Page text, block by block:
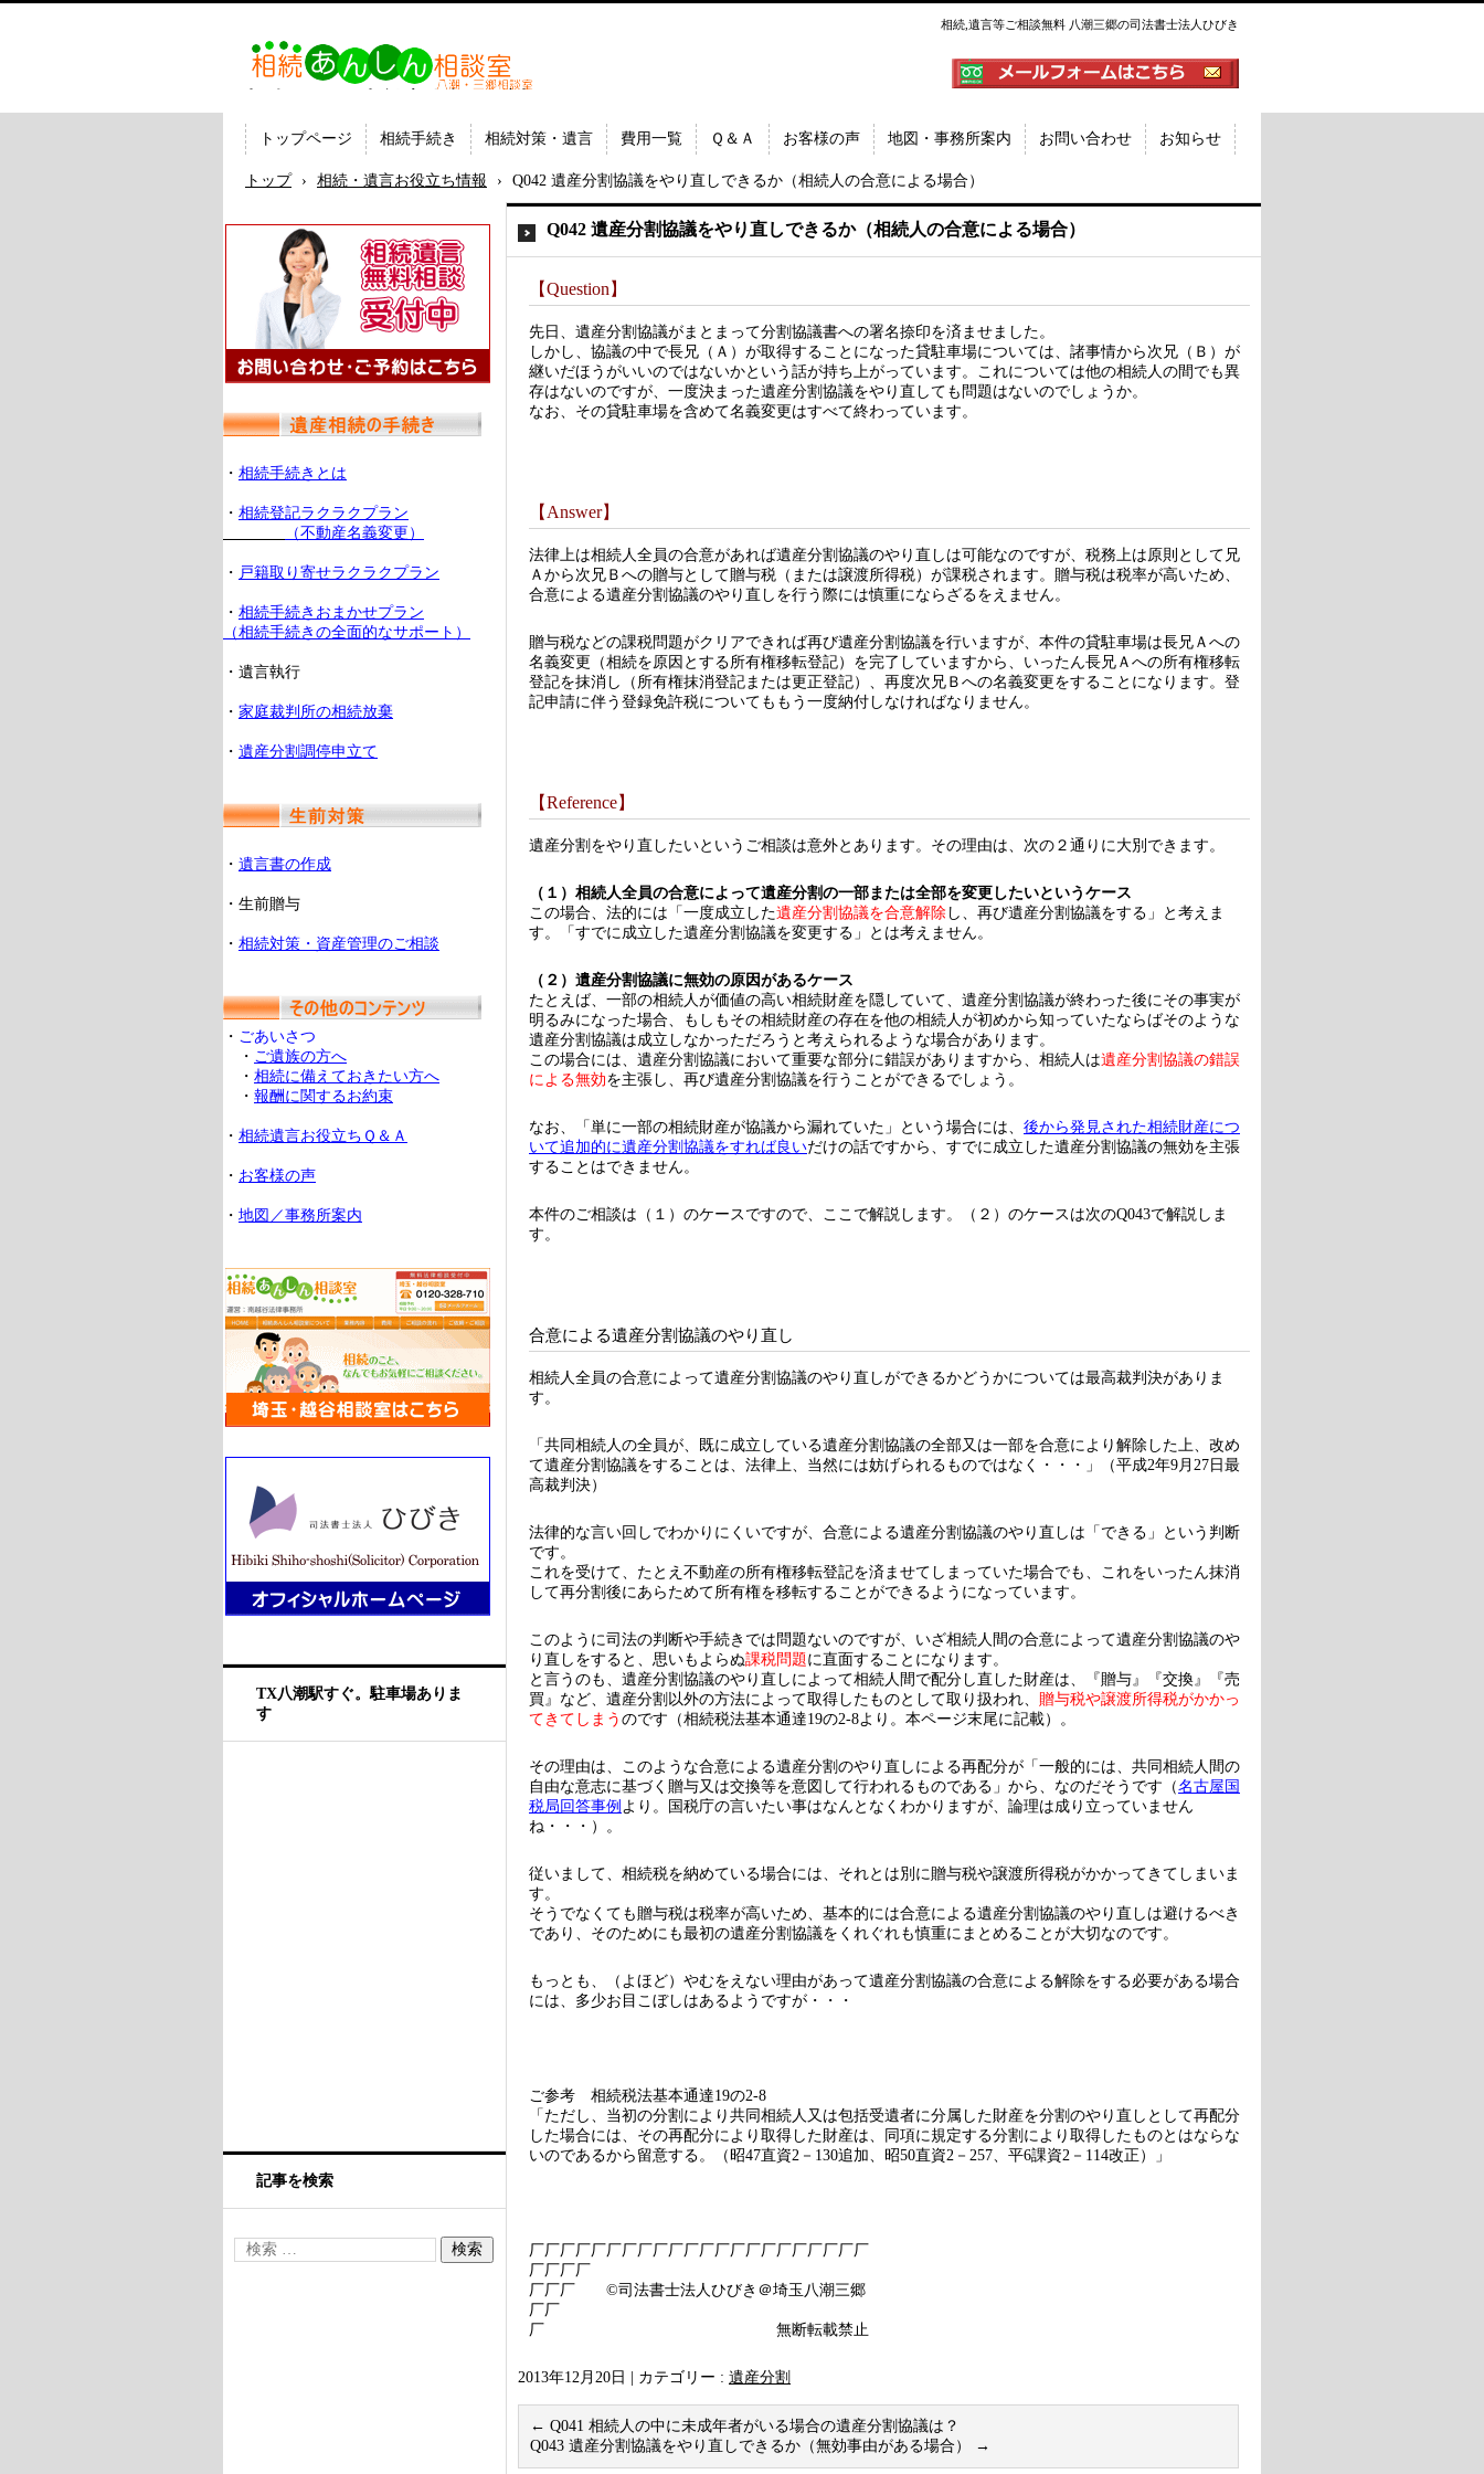
続手続 名義変更 遺言なら埼玉県
の司法書士法人ひびき
相続,遺言等ご相談無料 八潮三郷の司法書士法人ひびき
トップページ 相続手続き 相続対策・遺言 費用一覧 Ｑ＆Ａ お客様の声 地図・事務所案内 お問い合わせ お知らせ
トップ › 相続・遺言お役立ち情報 › Q042 遺産分割協議をやり直しできるか（相続人の合意による場合）
Q042 遺産分割協議をやり直しできるか（相続人の合意による場合）
【Question】
先日、遺産分割協議がまとまって分割協議書への署名捺印を済ませました。
しかし、協議の中で長兄（Ａ）が取得することになった貸駐車場については、諸事情から次兄（Ｂ）が
継いだほうがいいのではないかという話が持ち上がっています。これについては他の相続人の間でも異
存はないのですが、一度決まった遺産分割協議をやり直しても問題はないのでしょうか。
なお、その貸駐車場を含めて名義変更はすべて終わっています。
【Answer】
法律上は相続人全員の合意があれば遺産分割協議のやり直しは可能なのですが、税務上は原則として兄
Ａから次兄Ｂへの贈与として贈与税（または譲渡所得税）が課税されます。贈与税は税率が高いため、
合意による遺産分割協議のやり直しを行う際には慎重にならざるをえません。
贈与税などの課税問題がクリアできれば再び遺産分割協議を行いますが、本件の貸駐車場は長兄Ａへの
名義変更（相続を原因とする所有権移転登記）を完了していますから、いったん長兄Ａへの所有権移転
登記を抹消し（所有権抹消登記または更正登記）、再度次兄Ｂへの名義変更をすることになります。登
記申請に伴う登録免許税についてももう一度納付しなければなりません。
【Reference】
遺産分割をやり直したいというご相談は意外とあります。その理由は、次の２通りに大別できます。
（１）相続人全員の合意によって遺産分割の一部または全部を変更したいというケース
この場合、法的には「一度成立した遺産分割協議を合意解除 し、再び遺産分割協議をする」と考えま
す。「すでに成立した遺産分割協議を変更する」とは考えません。
（２）遺産分割協議に無効の原因があるケース
たとえば、一部の相続人が価値の高い相続財産を隠していて、遺産分割協議が終わった後にその事実が
明るみになった場合、もしもその相続財産の存在を他の相続人が初めから知っていたならばそのような
遺産分割協議は成立しなかっただろうと考えられるような場合があります。
この場合には、遺産分割協議において重要な部分に錯誤がありますから、相続人は遺産分割協議の錯誤
による無効を主張し、再び遺産分割協議を行うことができるでしょう。
なお、「単に一部の相続財産が協議から漏れていた」という場合には、 後から発見された相続財産につ
いて追加的に遺産分割協議をすれば良いだけの話ですから、すでに成立した遺産分割協議の無効を主張
することはできません。
本件のご相談は（１）のケースですので、ここで解説します。（２）のケースは次のQ043で解説しま
す。
合意による遺産分割協議のやり直し
相続人全員の合意によって遺産分割協議のやり直しができるかどうかについては最高裁判決がありま
す。
「共同相続人の全員が、既に成立している遺産分割協議の全部又は一部を合意により解除した上、改め
て遺産分割協議をすることは、法律上、当然には妨げられるものではなく・・・」（平成2年9月27日最
高裁判決）
法律的な言い回しでわかりにくいですが、合意による遺産分割協議のやり直しは「できる」という判断
です。
これを受けて、たとえ不動産の所有権移転登記を済ませてしまっていた場合でも、これをいったん抹消
して再分割後にあらためて所有権を移転することができるようになっています。
このように司法の判断や手続きでは問題ないのですが、いざ相続人間の合意によって遺産分割協議のや
り直しをすると、思いもよらぬ課税問題に直面することになります。
と言うのも、遺産分割協議のやり直しによって相続人間で配分し直した財産は、『贈与』『交換』『売
買』など、遺産分割以外の方法によって取得したものとして取り扱われ、 贈与税や譲渡所得税がかかっ
てきてしまう のです（相続税法基本通達19の2-8より。本ページ末尾に記載）。
その理由は、このような合意による遺産分割のやり直しによる再配分が「一般的には、共同相続人間の
自由な意志に基づく贈与又は交換等を意図して行われるものである」から、なのだそうです（名古屋国
税局回答事例 より。国税庁の言いたい事はなんとなくわかりますが、論理は成り立っていません
ね・・・）。
従いまして、相続税を納めている場合には、それとは別に贈与税や譲渡所得税がかかってきてしまいま
す。
そうでなくても贈与税は税率が高いため、基本的には合意による遺産分割協議のやり直しは避けるべき
であり、そのためにも最初の遺産分割協議をくれぐれも慎重にまとめることが大切なのです。
もっとも、（よほど）やむをえない理由があって遺産分割協議の合意による解除をする必要がある場合
には、多少お目こぼしはあるようですが・・・
ご参考 相続税法基本通達19の2-8
「ただし、当初の分割により共同相続人又は包括受遺者に分属した財産を分割のやり直しとして再配分
した場合には、その再配分により取得した財産は、同項に規定する分割により取得したものとはならな
いのであるから留意する。（昭47直資2－130追加、昭50直資2－257、平6課資2－114改正）」
厂厂厂厂厂厂厂厂厂厂厂厂厂厂厂厂厂厂厂厂厂厂
厂厂厂厂
厂厂厂 ©司法書士法人ひびき＠埼玉八潮三郷
厂厂
厂 無断転載禁止
2013年12月20日 カテゴリー : 遺産分割
← Q041 相続人の中に未成年者がいる場合の遺産分割協議は？
Q043 遺産分割協議をやり直しできるか（無効事由がある場合）
→
・ 相続手続きとは
・ 相続登記ラクラクプラン
（不動産名義変更）
・ 戸籍取り寄せラクラクプラン
・ 相続手続きおまかせプラン
（相続手続きの全面的なサポート）
・遺言執行
・ 家庭裁判所の相続放棄
・ 遺産分割調停申立て
・ 遺言書の作成
・生前贈与
・ 相続対策・資産管理のご相談
・ ごあいさつ
・ ご遺族の方へ
・ 相続に備えておきたい方へ
・ 報酬に関するお約束
・ 相続遺言お役立ちＱ＆Ａ
・ お客様の声
・ 地図／事務所案内
TX八潮駅すぐ。駐車場ありま
す
記事を検索